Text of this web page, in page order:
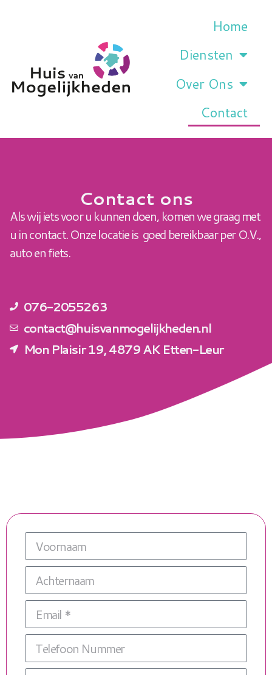
Home
Diensten
Over Ons
Contact
Contact ons
Als wij iets voor u kunnen doen, komen we graag met
u in contact. Onze locatie is goed bereikbaar per O.V.,
auto en fiets.
076-2055263
contact@huisvanmogelijkheden.nl
Mon Plaisir 19, 4879 AK Etten-Leur